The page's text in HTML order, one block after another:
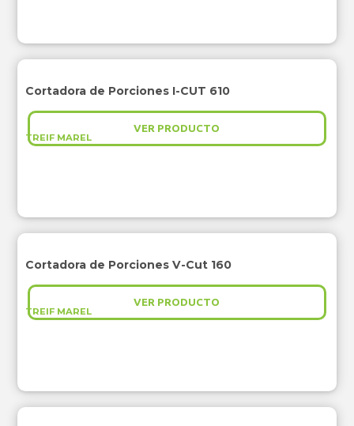
TREIF MAREL
Cortadora de Porciones I-CUT 610
VER PRODUCTO
TREIF MAREL
Cortadora de Porciones V-Cut 160
VER PRODUCTO